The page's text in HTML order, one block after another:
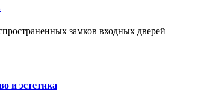
замков входных дверей
и эстетика